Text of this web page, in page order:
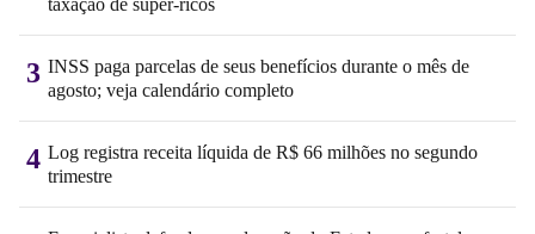
3 INSS paga parcelas de seus benefícios durante o mês de
agosto; veja calendário completo
4 Log registra receita líquida de R$ 66 milhões no segundo
trimestre